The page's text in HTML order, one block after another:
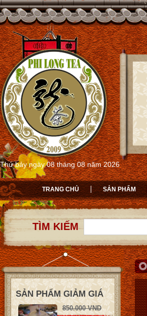
Thứ bảy ngày 08 tháng 08 năm 2026
TRANG CHỦ SẢN PHẨM
TÌM KIẾM
SẢN PHẨM GIẢM GIÁ
850.000 VND
680.000